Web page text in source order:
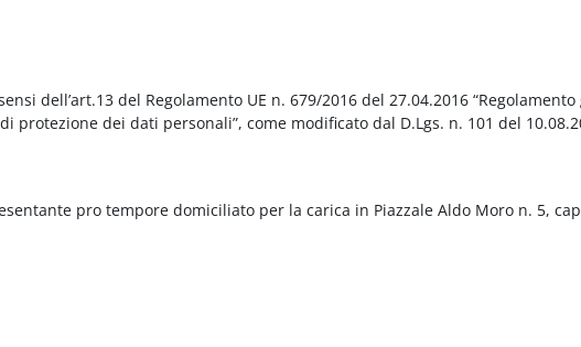
dell’art.13 del Regolamento UE n. 679/2016 del 27.04.2016
protezione dei dati personali”, come modificato dal D.Lgs. n. 101 del
pro tempore domiciliato per la carica in Piazzale Aldo Moro n. 5,